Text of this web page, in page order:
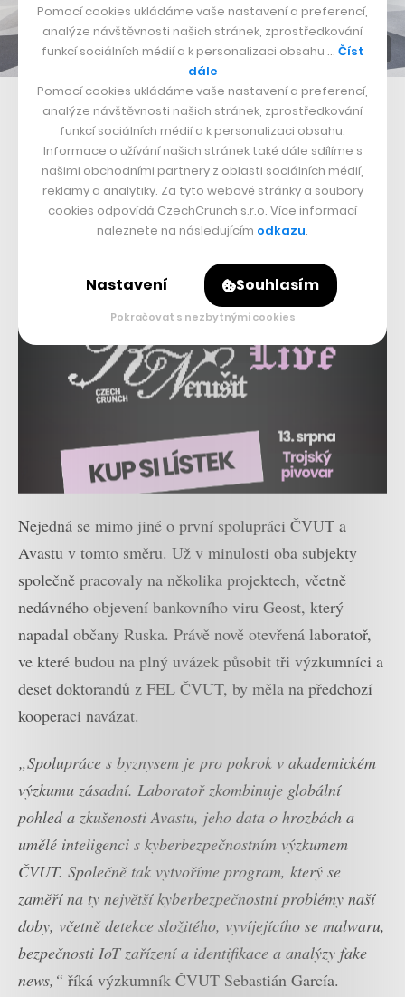
Pražské kanceláře Avastu
Nejedná se mimo jiné o první spolupráci ČVUT a
Avastu v tomto směru. Už v minulosti oba subjekty
společně pracovaly na několika projektech, včetně
nedávného objevení bankovního viru Geost, který
napadal občany Ruska. Právě nově otevřená laboratoř,
ve které budou na plný uvázek působit tři výzkumníci a
deset doktorandů z FEL ČVUT, by měla na předchozí
kooperaci navázat.
„Spolupráce s byznysem je pro pokrok v akademickém
výzkumu zásadní. Laboratoř zkombinuje globální
pohled a zkušenosti Avastu, jeho data o hrozbách a
umělé inteligenci s kyberbezpečnostním výzkumem
ČVUT. Společně tak vytvoříme program, který se
zaměří na ty největší kyberbezpečnostní problémy naší
doby, včetně detekce složitého, vyvíjejícího se malwaru,
bezpečnosti IoT zařízení a identifikace a analýzy fake
news,“ říká výzkumník ČVUT Sebastián García.
Pomocí cookies ukládáme vaše nastavení a preferencí,
analýze návštěvnosti našich stránek, zprostředkování
funkcí sociálních médií a k personalizaci obsahu … Číst
dále
Pomocí cookies ukládáme vaše nastavení a preferencí,
analýze návštěvnosti našich stránek, zprostředkování
funkcí sociálních médií a k personalizaci obsahu.
Informace o užívání našich stránek také dále sdílíme s
našimi obchodními partnery z oblasti sociálních médií,
reklamy a analytiky. Za tyto webové stránky a soubory
cookies odpovídá CzechCrunch s.r.o. Více informací
naleznete na následujícím odkazu.
Nastavení Souhlasím
Pokračovat s nezbytnými cookies